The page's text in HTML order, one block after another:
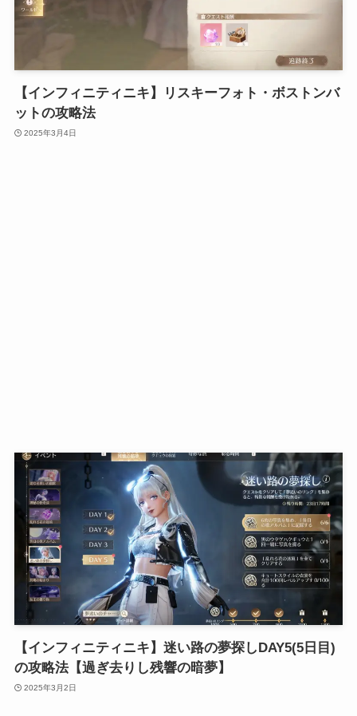
【インフィニティニキ】リスキーフォト・ボストンバ
ットの攻略法
2025年3月4日
【インフィニティニキ】迷い路の夢探しDAY5(5日目)
の攻略法【過ぎ去りし残響の暗夢】
2025年3月2日